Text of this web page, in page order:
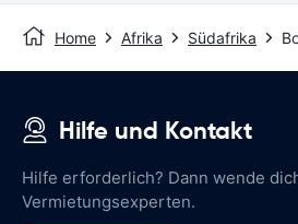
Home Afrika Südafrika
Hilfe und Kontakt
Hilfe erforderlich? Dann wende
Vermietungsexperten.